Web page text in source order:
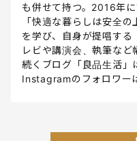
も併せて持つ。2016年
「快適な暮らしは安全
を学び、自身が提唱する
レビや講演会、執筆な
続くブログ「良品生活」
Instagramのフォロワー